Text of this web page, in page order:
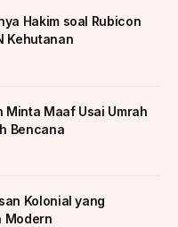
Hakim soal Rubicon
Kehutanan
Minta Maaf Usai Umrah
Bencana
Kolonial yang
Modern